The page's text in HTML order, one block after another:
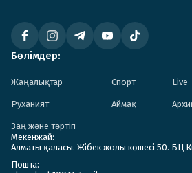
Бөлімдер:
Жаңалықтар Спорт Live
Руханият Аймақ
Заң және тәртіп
Мекенжай:
Алматы қаласы. Жібек жолы көшесі 50. БЦ
Пошта: